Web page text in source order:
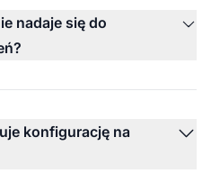
nadaje się do
konfigurację na